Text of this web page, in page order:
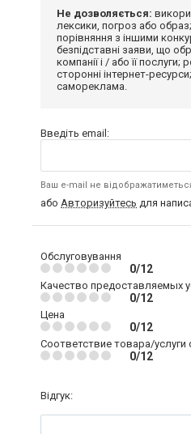
Не дозволяється:
лексики, погроз або
порівняння з іншими
безпідставні заяви, що
компанії і / або її
сторонні інтернет-
самореклама.
Введіть email:
Ваш e-mail не
або Авторизуйтесь для
Обслуговування
0/12
Качество предоставляемых
0/12
Цена
0/12
Соответствие товара/услуги
0/12
Відгук: